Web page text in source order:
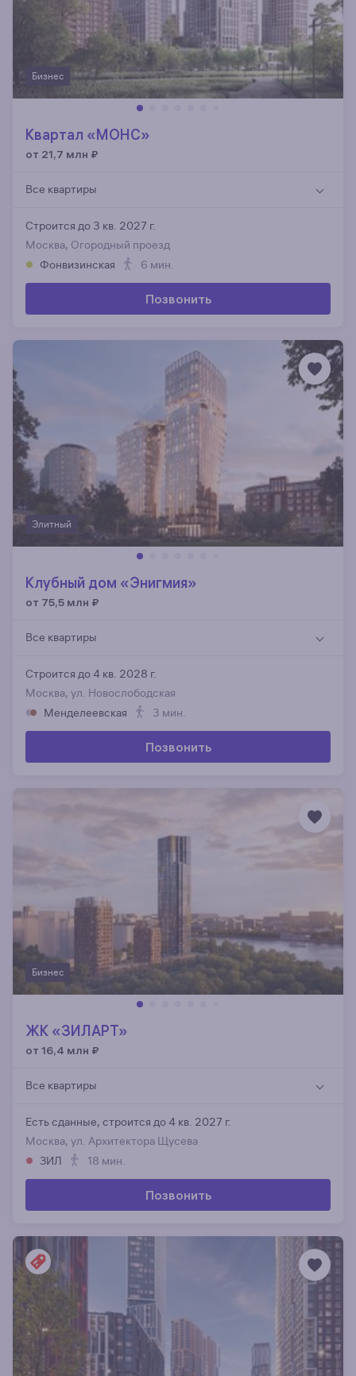
Бизнес
Квартал «МОНС»
от 21,7 млн ₽
Все квартиры
Строится до 3 кв. 2027 г.
Москва, Огородный проезд
Фонвизинская
6 мин.
Позвонить
Элитный
Клубный дом «Энигмия»
от 75,5 млн ₽
Все квартиры
Строится до 4 кв. 2028 г.
Москва, ул. Новослободская
Менделеевская
3 мин.
Позвонить
Бизнес
ЖК «ЗИЛАРТ»
от 16,4 млн ₽
Все квартиры
Есть сданные, строится до 4 кв. 2027 г.
Москва, ул. Архитектора Щусева
ЗИЛ
18 мин.
Позвонить